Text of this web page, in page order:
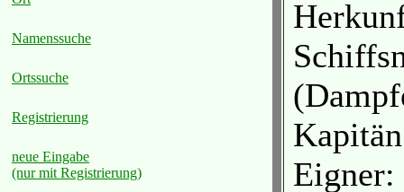
Namenssuche
Ortssuche
Registrierung
neue Eingabe
(nur mit Registrierung)